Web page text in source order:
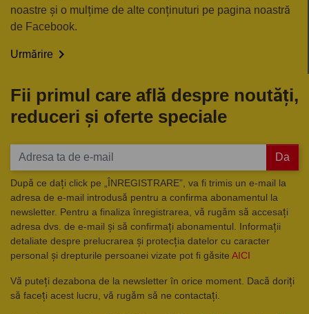
noastre și o mulțime de alte conținuturi pe pagina noastră
de Facebook.
Urmărire 
Fii primul care află despre noutăți,
reduceri și oferte speciale
Da
După ce dați click pe „ÎNREGISTRARE”, va fi trimis un e-mail la
adresa de e-mail introdusă pentru a confirma abonamentul la
newsletter. Pentru a finaliza înregistrarea, vă rugăm să accesați
adresa dvs. de e-mail și să confirmați abonamentul. Informații
detaliate despre prelucrarea și protecția datelor cu caracter
personal și drepturile persoanei vizate pot fi găsite AICI
Vă puteți dezabona de la newsletter în orice moment. Dacă doriți
să faceți acest lucru, vă rugăm să ne contactați.